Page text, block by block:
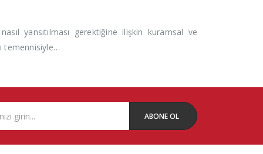
yansıtılması gerektiğine ilişkin kuramsal ve
temennisiyle…
ABONE OL